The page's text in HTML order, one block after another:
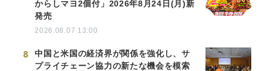
からしマヨ2個付」2026年8月24日(月)新
発売
2026.08.07 13:00
8
中国と米国の経済界が関係を強化し、サ
プライチェーン協力の新たな機会を模索